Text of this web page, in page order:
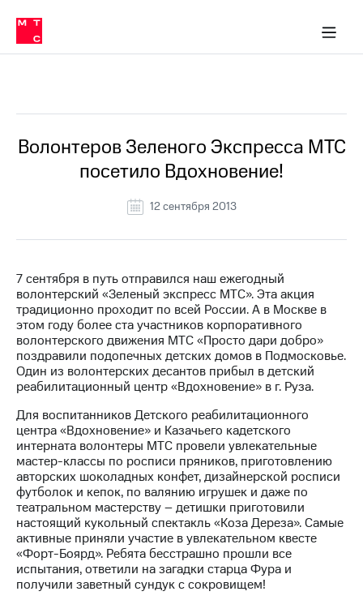
Медиа-центр
и акционерам
Устойчивое развитие
Комплаенс и деловая этика
компании
Карьера
История
компании
Руководство
Контакты
Медиа-центр
Пресс-
релизы
МТС
Достижения
Интервью
Финансовая
отчетность
Контакты
Новости
в
в МТС
Пресс-
релизы
о технологиях
Волонтеров Зеленого Экспресса МТС
посетило Вдохновение!
12 сентября 2013
7 сентября в путь отправился наш ежегодный
волонтерский «Зеленый экспресс МТС». Эта акция
традиционно проходит по всей России. А в Москве в
этом году более ста участников корпоративного
волонтерского движения МТС «Просто дари добро»
поздравили подопечных детских домов в Подмосковье.
Один из волонтерских десантов прибыл в детский
реабилитационный центр «Вдохновение» в г. Руза.
Для воспитанников Детского реабилитационного
центра «Вдохновение» и Казачьего кадетского
интерната волонтеры МТС провели увлекательные
мастер-классы по росписи пряников, приготовлению
авторских шоколадных конфет, дизайнерской росписи
футболок и кепок, по валянию игрушек и даже по
театральном мастерству – детишки приготовили
настоящий кукольный спектакль «Коза Дереза». Самые
активные приняли участие в увлекательном квесте
«Форт-Боярд». Ребята бесстрашно прошли все
испытания, ответили на загадки старца Фура и
получили заветный сундук с сокровищем!